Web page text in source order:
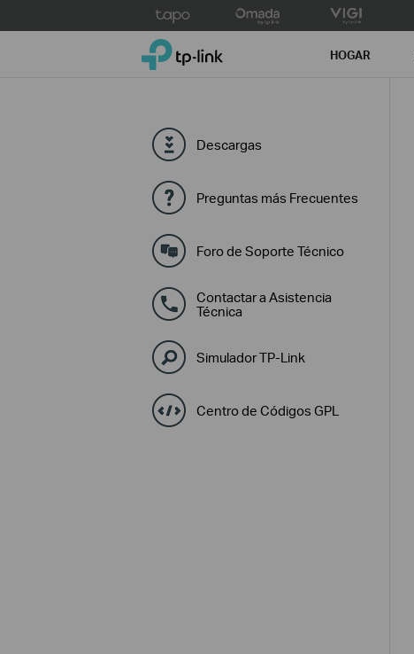
to
TP-Link, Reliably Smart HOGAR
Descargas
Preguntas más Frecuentes
Foro de Soporte Técnico
Contactar a Asistencia
Técnica
Simulador TP-Link
Centro de Códigos GPL